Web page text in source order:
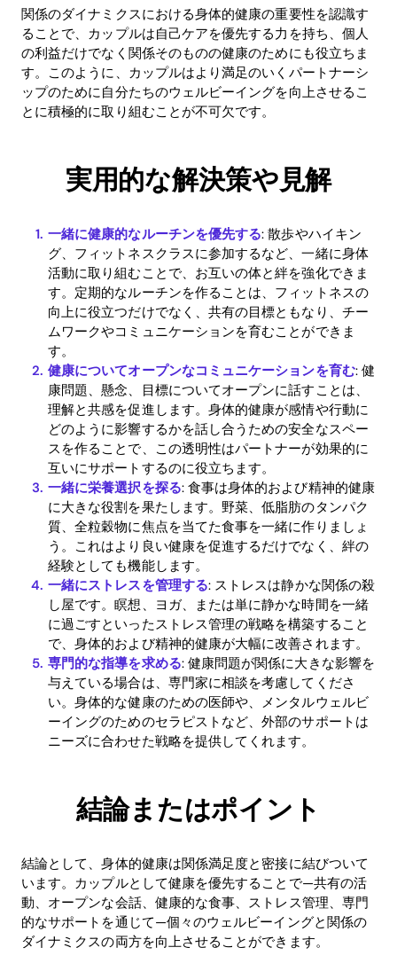
Home
Blog
Download
関係のダイナミクスにおける身体的健康の重要性を認識す
ることで、カップルは自己ケアを優先する力を持ち、個人
の利益だけでなく関係そのものの健康のためにも役立ちま
す。このように、カップルはより満足のいくパートナーシ
ップのために自分たちのウェルビーイングを向上させるこ
とに積極的に取り組むことが不可欠です。
実用的な解決策や見解
一緒に健康的なルーチンを優先する: 散歩やハイキン
グ、フィットネスクラスに参加するなど、一緒に身体
活動に取り組むことで、お互いの体と絆を強化できま
す。定期的なルーチンを作ることは、フィットネスの
向上に役立つだけでなく、共有の目標ともなり、チー
ムワークやコミュニケーションを育むことができま
す。
健康についてオープンなコミュニケーションを育む: 健
康問題、懸念、目標についてオープンに話すことは、
理解と共感を促進します。身体的健康が感情や行動に
どのように影響するかを話し合うための安全なスペー
スを作ることで、この透明性はパートナーが効果的に
互いにサポートするのに役立ちます。
一緒に栄養選択を探る: 食事は身体的および精神的健康
に大きな役割を果たします。野菜、低脂肪のタンパク
質、全粒穀物に焦点を当てた食事を一緒に作りましょ
う。これはより良い健康を促進するだけでなく、絆の
経験としても機能します。
一緒にストレスを管理する: ストレスは静かな関係の殺
し屋です。瞑想、ヨガ、または単に静かな時間を一緒
に過ごすといったストレス管理の戦略を構築すること
で、身体的および精神的健康が大幅に改善されます。
専門的な指導を求める: 健康問題が関係に大きな影響を
与えている場合は、専門家に相談を考慮してくださ
い。身体的な健康のための医師や、メンタルウェルビ
ーイングのためのセラピストなど、外部のサポートは
ニーズに合わせた戦略を提供してくれます。
結論またはポイント
結論として、身体的健康は関係満足度と密接に結びついて
います。カップルとして健康を優先することで—共有の活
動、オープンな会話、健康的な食事、ストレス管理、専門
的なサポートを通じて—個々のウェルビーイングと関係の
ダイナミクスの両方を向上させることができます。